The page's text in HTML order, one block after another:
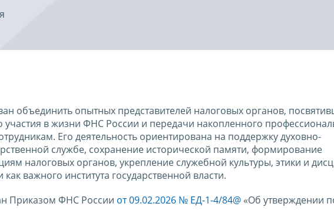
объединить опытных представителей налоговых органов,
участия в жизни ФНС России и передачи накопленного
Его деятельность ориентирована на поддержку духовно-
службе, сохранение исторической памяти, формирование
налоговых органов, укрепление служебной культуры, этики и
важного института государственной власти.
Приказом ФНС России от 09.02.2026 № ЕД-1-4/84@ «Об утверждении